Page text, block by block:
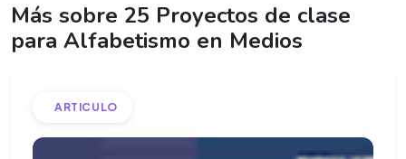
Más sobre 25 Proyectos de clase
para Alfabetismo en Medios
ARTICULO